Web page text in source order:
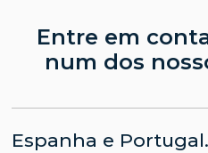
Entre em
num dos
Espanha e Portugal.